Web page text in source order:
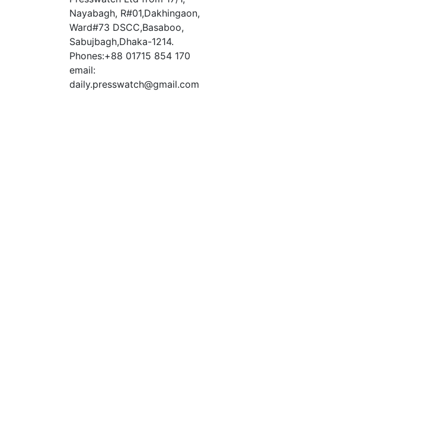
Nayabagh, R#01,Dakhingaon,
Ward#73 DSCC,Basaboo,
Sabujbagh,Dhaka-1214.
Phones:+88 01715 854 170
email:
daily.presswatch@gmail.com